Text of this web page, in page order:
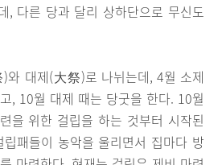
, 다른 당과 달리 상하단으로 무신도
와 대제(大祭)로 나뉘는데, 4월 소제
, 10월 대제 때는 당굿을 한다. 10월
을 위한 걸립을 하는 것부터 시작된
패들이 농악을 울리면서 집마다 방